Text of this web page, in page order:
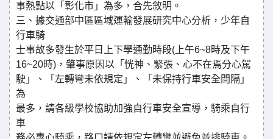
事熱點以「彰化市」為多，合先敘明。
三、據交通部中區區域運輸發展研究中心分析，少年自
行車騎
士事故多發生於平日上下學通勤時段(上午6~8時及下午
16~20時)，肇事原因以「恍神、緊張、心不在焉分心駕
駛」、「左轉彎未依規定」、「未保持行車安全間隔」
為
最多，請各級學校協助加強自行車安全宣導，騎乘自行
車